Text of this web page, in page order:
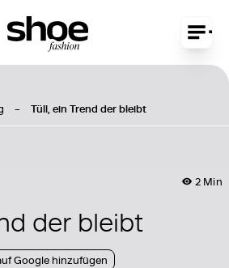
Tüll, ein Trend der bleibt
2 Min
der bleibt
Google hinzufügen